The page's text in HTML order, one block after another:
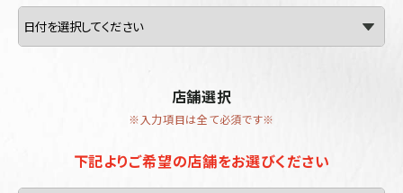
店舗選択
※入力項目は全て必須です※
下記よりご希望の店舗をお選びください